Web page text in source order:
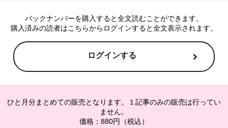
バックナンバーを購入すると全文読むことができます。
購入済みの読者はこちらからログインすると全文表示されます。
ログインする
ひと月分まとめての販売となります。１記事のみの販売は行ってい
ません。
価格：880円（税込）